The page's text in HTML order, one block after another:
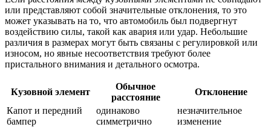
или представляют собой значительные отклонения, то это
может указывать на то, что автомобиль был подвергнут
воздействию силы, такой как авария или удар. Небольшие
различия в размерах могут быть связаны с регулировкой или
износом, но явные несоответствия требуют более
пристального внимания и детального осмотра.
Кузовной элемент
Обычное
расстояние
Отклонение
Капот и передний
бампер
одинаково
симметрично
незначительное
изменение